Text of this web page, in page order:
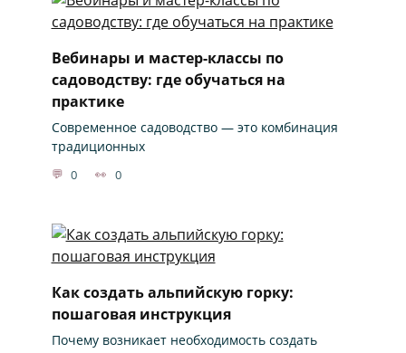
Вебинары и мастер-классы по
садоводству: где обучаться на
практике
Современное садоводство — это комбинация
традиционных
0 0
Как создать альпийскую горку:
пошаговая инструкция
Почему возникает необходимость создать